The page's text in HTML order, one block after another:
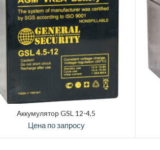
Аккумулятор GSL 12-4,5
Цена по запросу